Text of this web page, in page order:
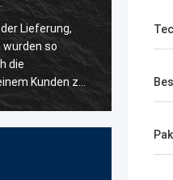
Der Lieferant von Zaunprodukten
geduldig und freundlich zu mir,
mir viele Ideen über die Produkte
also habe ich mich entschieden,
zu arbeiten.Aber ihr Preis ist
der Qualität zufrieden., ein sehr